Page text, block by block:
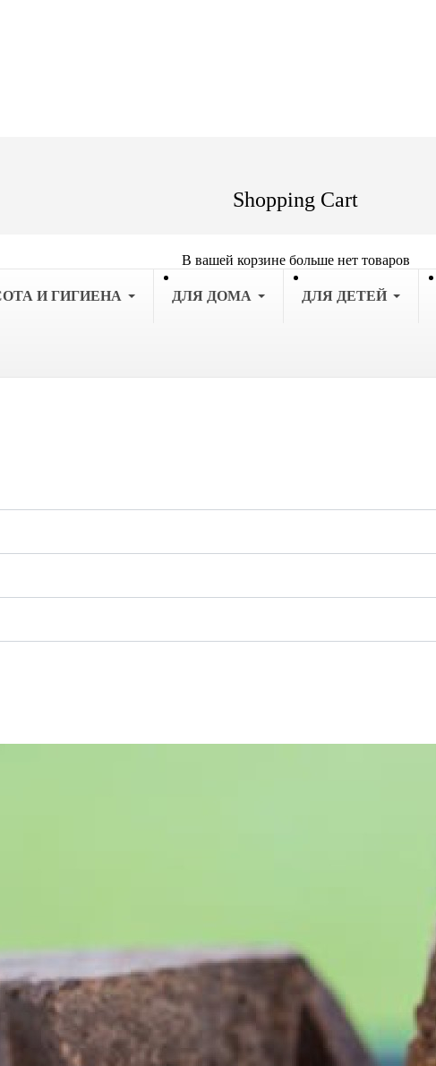
Shopping Cart
В вашей корзине больше нет товаров
И ГИГИЕНА ДЛЯ ДОМА ДЛЯ ДЕТЕЙ